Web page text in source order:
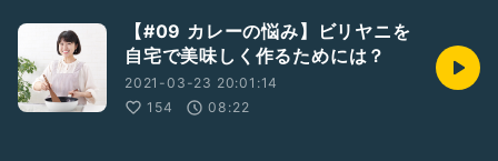
【#09 カレーの悩み】ビリヤニを
自宅で美味しく作るためには？
2021-03-23 20:01:14
154
08:22